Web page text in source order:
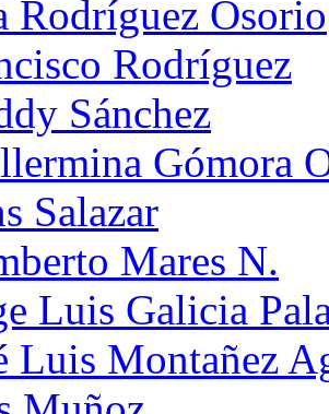
Rodríguez Osorio
Rodríguez
Sánchez
Gómora
Salazar
Mares N.
Luis Galicia
Luis Montañez